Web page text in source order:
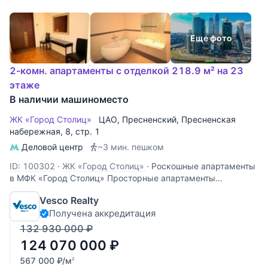
Еще фото
2-комн. апартаменты с отделкой 218.9 м² на 23
этаже
В наличии машиноместо
ЖК «Город Столиц» ЦАО, Пресненский, Пресненская
набережная, 8, стр. 1
Деловой центр
~3 мин. пешком
ID: 100302 · ЖК «Город Столиц» · Роскошные апартаменты
в МФК «Город Столиц» Просторные апартаменты
площадью 219 квадратных метров расположились на 23
этаже башни «Москва». Пространство спланировано как
трёхкомнатная квартира с великолепными видами на
«Афимолл Сити». В планировку
Vesco Realty
Получена аккредитация
132 930 000 ₽
124 070 000 ₽
567 000 ₽/м2